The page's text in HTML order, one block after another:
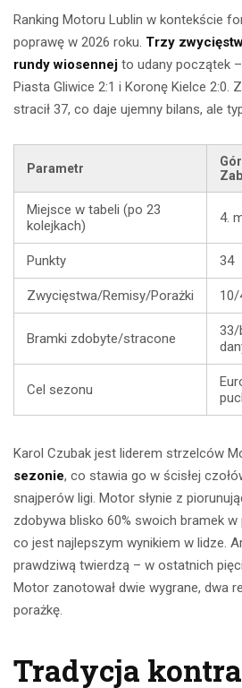
Ranking Motoru Lublin w kontekście
poprawę w 2026 roku. Trzy
rundy wiosennej to udany początek
Piasta Gliwice 2:1 i Koronę Kielce 2:0.
stracił 37, co daje ujemny bilans, ale
Parametr
Miejsce w tabeli (po 23
kolejkach)
4.
Punkty 34
Zwycięstwa/Remisy/Porażki
Bramki zdobyte/stracone
33/
Cel sezonu
Karol Czubak jest liderem strzelców
sezonie, co stawia go w ścisłej
snajperów ligi. Motor słynie z
zdobywa blisko 60% swoich bramek w
co jest najlepszym wynikiem w lidze.
prawdziwą twierdzą – w ostatnich
Motor zanotował dwie wygrane, dwa
porażkę.
Tradycja